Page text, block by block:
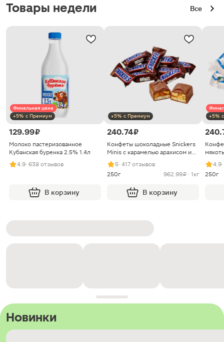
Товары недели Все
Финальная цена
+5% с Премиум
129.99 ₽
Молоко пастеризованное
Кубанская буренка 2.5% 1.4л
4.9· 638 отзывов
В корзину
+5% с Премиум
240.74 ₽
Конфеты шоколадные Snickers
Minis с карамелью арахисом и
нугой
5· 417 отзывов
250г
962.99 ₽ · 1кг
В корзину
+5%
4.9
250г
Новинки